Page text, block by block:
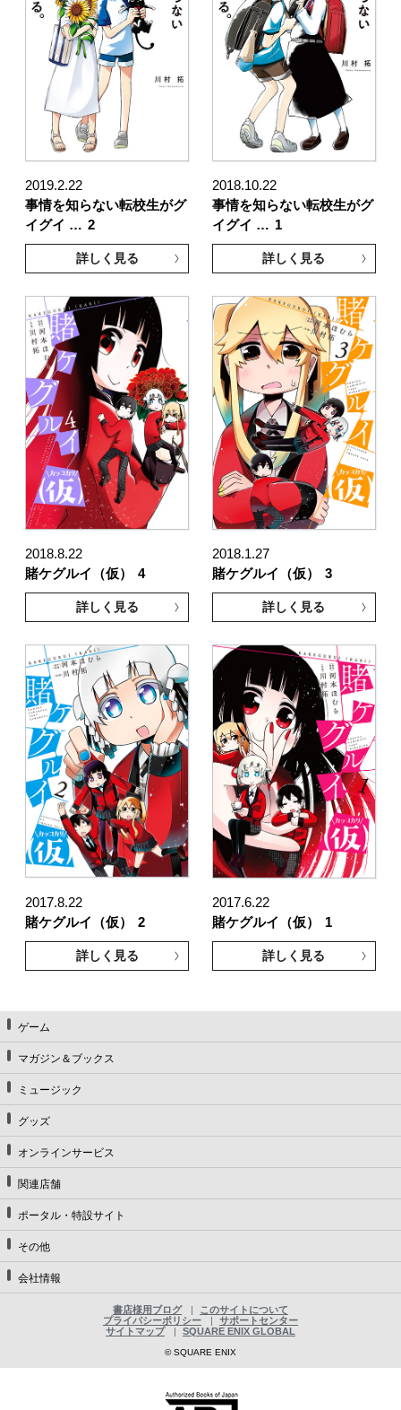
2019.2.22
事情を知らない転校生がグ
イグイ … 2
詳しく見る
2018.10.22
事情を知らない転校生がグ
イグイ … 1
詳しく見る
2018.8.22
賭ケグルイ（仮）
4
詳しく見る
2018.1.27
賭ケグルイ（仮）
3
詳しく見る
2017.8.22
賭ケグルイ（仮）
2
詳しく見る
2017.6.22
賭ケグルイ（仮）
1
詳しく見る
ゲーム
マガジン＆ブックス
ミュージック
グッズ
オンラインサービス
関連店舗
ポータル・特設サイト
その他
会社情報
書店様用ブログ
このサイトについて
プライバシーポリシー
サポートセンター
サイトマップ
SQUARE ENIX GLOBAL
© SQUARE ENIX